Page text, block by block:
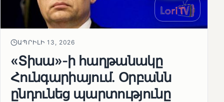
ԱՊՐԻԼԻ 13, 2026
«Տիսա»-ի հաղթանակը
Հունգարիայում․ Օրբանն
ընդունեց պարտությունը